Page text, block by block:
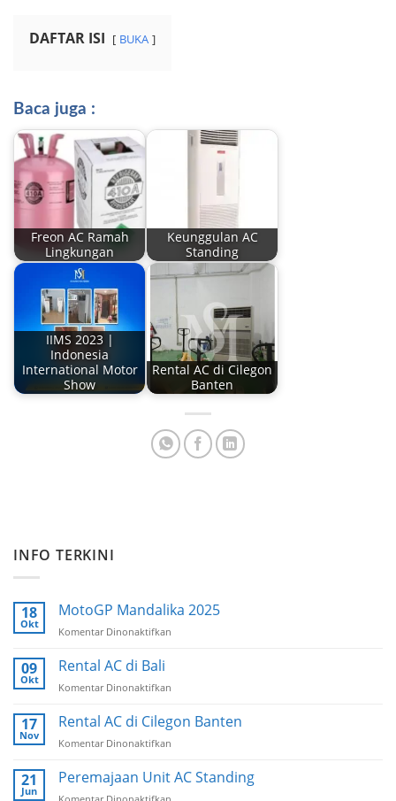
DAFTAR ISI BUKA
Baca juga :
Freon AC Ramah
Lingkungan
Keunggulan AC
Standing
IIMS 2023 |
Indonesia
International Motor
Show
Rental AC di Cilegon
Banten
INFO TERKINI
18
Okt
MotoGP Mandalika 2025
Komentar Dinonaktifkan
09
Okt
Rental AC di Bali
Komentar Dinonaktifkan
AC
di
17
Nov
Rental AC di Cilegon Banten
Komentar Dinonaktifkan
AC
21
Jun
Peremajaan Unit AC Standing